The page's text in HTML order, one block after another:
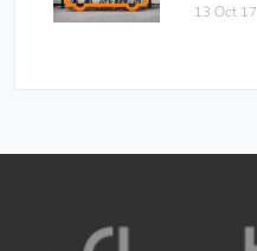
13 Oct 17